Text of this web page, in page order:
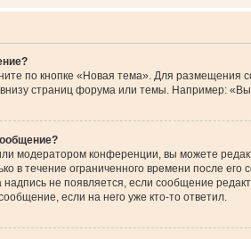
по кнопке «Новая тема». Для размещения
страниц форума или темы. Например:
модератором конференции, вы можете
в течение ограниченного времени после
не появляется, если сообщение
если на него уже кто-то ответил.